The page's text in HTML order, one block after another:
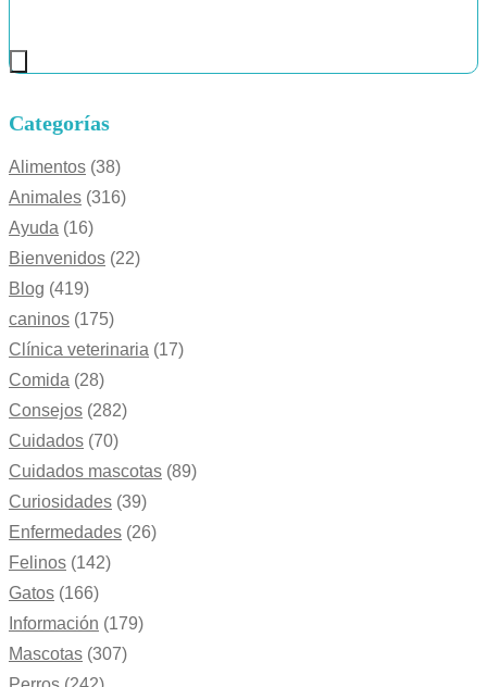
Categorías
Alimentos (38)
Animales (316)
Ayuda (16)
Bienvenidos (22)
Blog (419)
caninos (175)
Clínica veterinaria (17)
Comida (28)
Consejos (282)
Cuidados (70)
Cuidados mascotas (89)
Curiosidades (39)
Enfermedades (26)
Felinos (142)
Gatos (166)
Información (179)
Mascotas (307)